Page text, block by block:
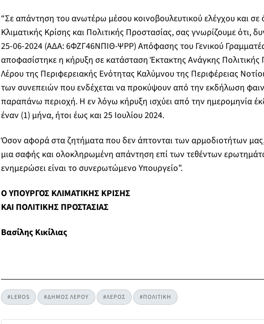
“Σε απάντηση του ανωτέρω μέσου κοινοβουλευτικού ελέγχου και σε
Κλιματικής Κρίσης και Πολιτικής Προστασίας, σας γνωρίζουμε ότι,
25-06-2024 (ΑΔΑ: 6ΦΖΓ46ΝΠΙΘ-ΨΡΡ) Απόφασης του Γενικού
αποφασίστηκε η κήρυξη σε κατάσταση Έκτακτης Ανάγκης
Λέρου της Περιφερειακής Ενότητας Καλύμνου της Περιφέρειας
των συνεπειών που ενδέχεται να προκύψουν από την εκδήλωση
παραπάνω περιοχή. Η εν λόγω κήρυξη ισχύει από την ημερομηνία
έναν (1) μήνα, ήτοι έως και 25 Ιουλίου 2024.
Όσον αφορά στα ζητήματα που δεν άπτονται των αρμοδιοτήτων μας,
μια σαφής και ολοκληρωμένη απάντηση επί των τεθέντων
ενημερώσει είναι το συνερωτώμενο Υπουργείο”.
Ο ΥΠΟΥΡΓΟΣ ΚΛΙΜΑΤΙΚΗΣ ΚΡΙΣΗΣ
ΚΑΙ ΠΟΛΙΤΙΚΗΣ ΠΡΟΣΤΑΣΙΑΣ
Βασίλης Κικίλιας
#LEROS #ΔΗΜΟΣ ΛΕΡΟΥ #ΛΕΡΟΣ #ΠΟΛΙΤΙΚΗ